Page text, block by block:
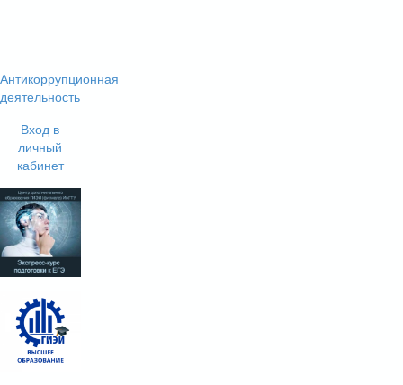
Антикоррупционная
деятельность
Вход в
личный
кабинет